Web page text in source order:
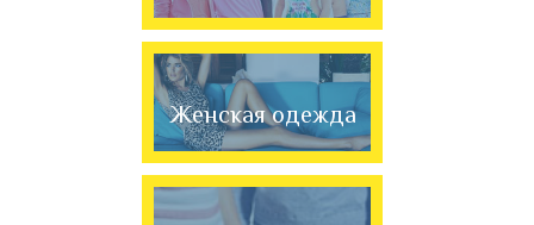
Женская одежда